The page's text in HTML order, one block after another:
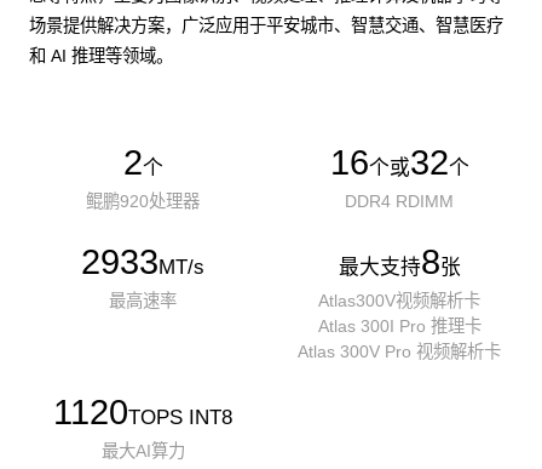
场景提供解决方案，广泛应用于平安城市、智慧交通、智慧医疗
和 AI 推理等领域。
2个
鲲鹏920处理器
16个或32个
DDR4 RDIMM
2933MT/s
最高速率
最大支持8张
Atlas300V视频解析卡
Atlas 300I Pro 推理卡
Atlas 300V Pro 视频解析卡
1120TOPS INT8
最大AI算力